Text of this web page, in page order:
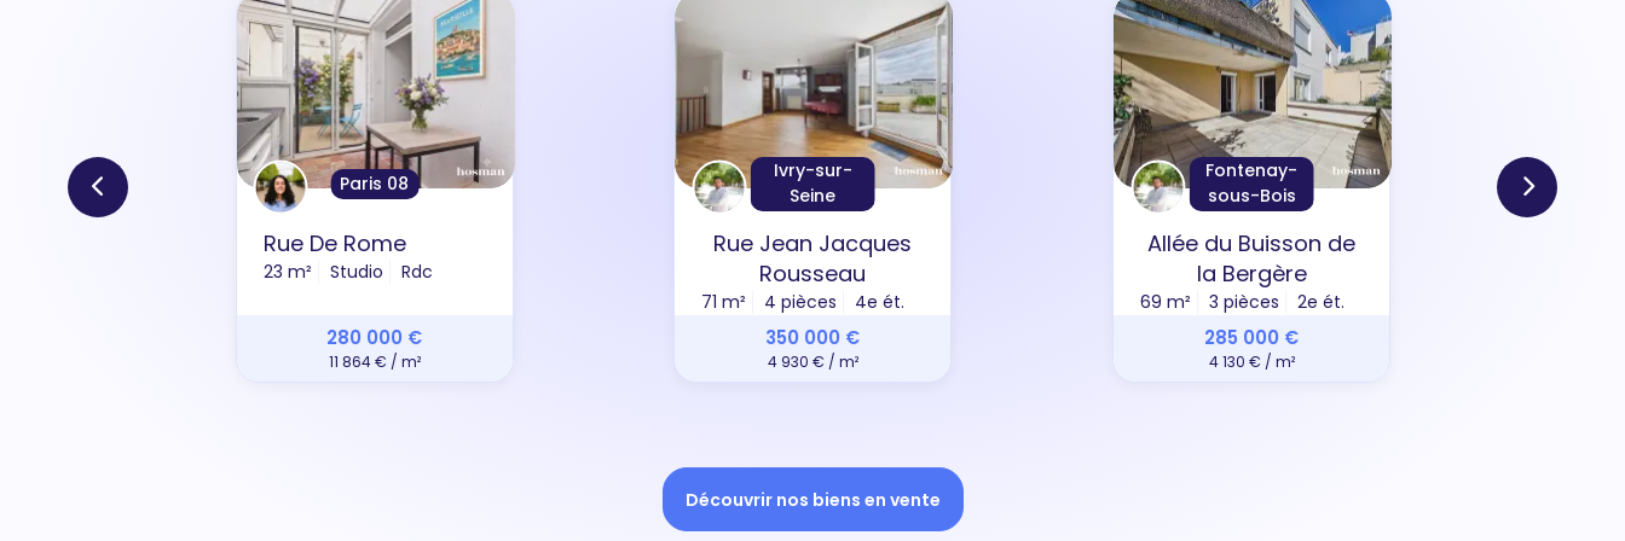
Paris 08
Rue De Rome
23 m² Studio Rdc
280 000 €
11 864 € / m²
Ivry-sur-
Seine
Rue Jean Jacques
Rousseau
71 m² 4 pièces 4e ét.
350 000 €
4 930 € / m²
Fontenay-
sous-Bois
Allée du Buisson de
la Bergère
69 m² 3 pièces 2e ét.
285 000 €
4 130 € / m²
Découvrir nos biens en vente